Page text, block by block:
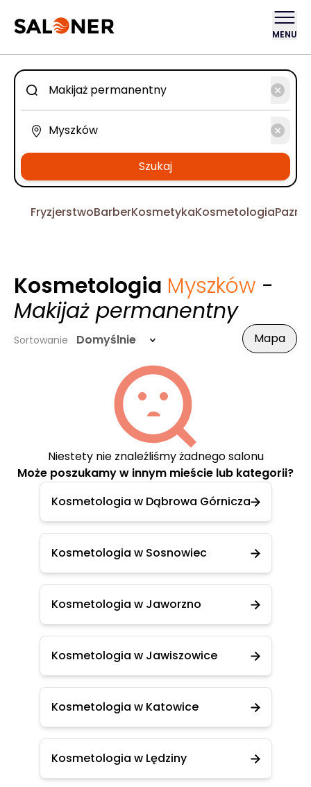
MENU
Szukaj
FryzjerstwoBarberKosmetykaKosmetologia
Kosmetologia Myszków -
Makijaż permanentny
Sortowanie Domyślnie Mapa
Niestety nie znaleźliśmy żadnego salonu
Może poszukamy w innym mieście lub kategorii?
Kosmetologia w Dąbrowa Górnicza
Kosmetologia w Sosnowiec
Kosmetologia w Jaworzno
Kosmetologia w Jawiszowice
Kosmetologia w Katowice
Kosmetologia w Lędziny